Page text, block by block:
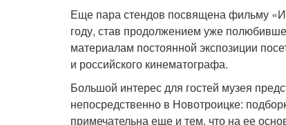
Еще пара стендов посвящена фильму
году, став продолжением уже
материалам постоянной экспозиции
и российского кинематографа.
Большой интерес для гостей музея
непосредственно в Новотроицке:
примечательна еще и тем, что на ее